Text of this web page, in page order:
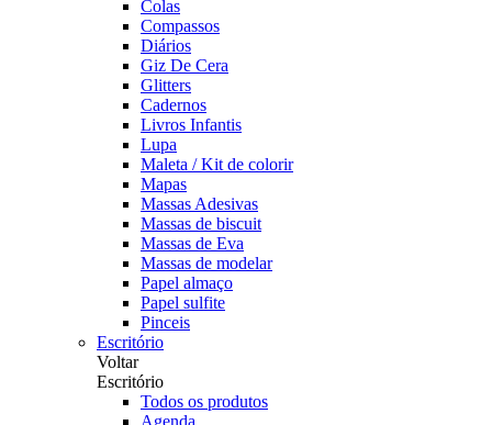
Colas
Compassos
Diários
Giz De Cera
Glitters
Cadernos
Livros Infantis
Lupa
Maleta / Kit de colorir
Mapas
Massas Adesivas
Massas de biscuit
Massas de Eva
Massas de modelar
Papel almaço
Papel sulfite
Pinceis
Escritório
Voltar
Escritório
Todos os produtos
Agenda